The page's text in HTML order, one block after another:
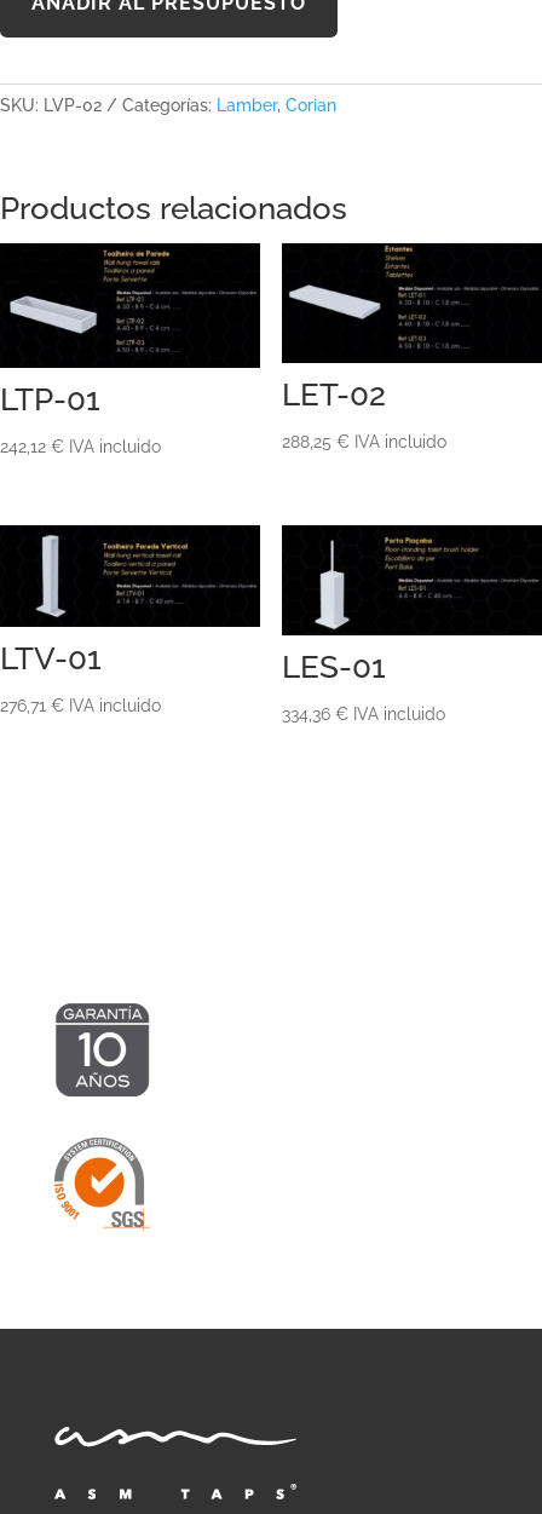
SKU: LVP-02 Categorías: Lamber, Corian
Productos relacionados
LTP-01
242,12 € IVA incluido
LET-02
288,25 € IVA incluido
LTV-01
276,71 € IVA incluido
LES-01
334,36 € IVA incluido